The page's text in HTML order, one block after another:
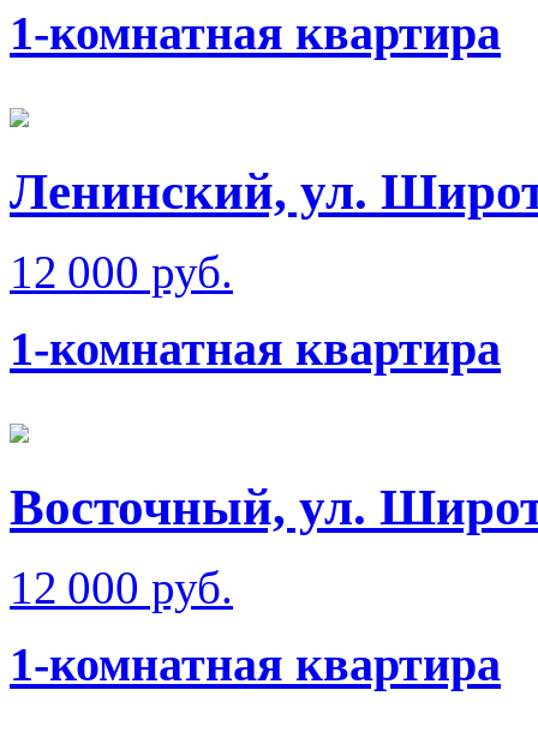
1-комнатная квартира
Ленинский, ул.
12 000 руб.
1-комнатная квартира
Восточный, ул.
12 000 руб.
1-комнатная квартира